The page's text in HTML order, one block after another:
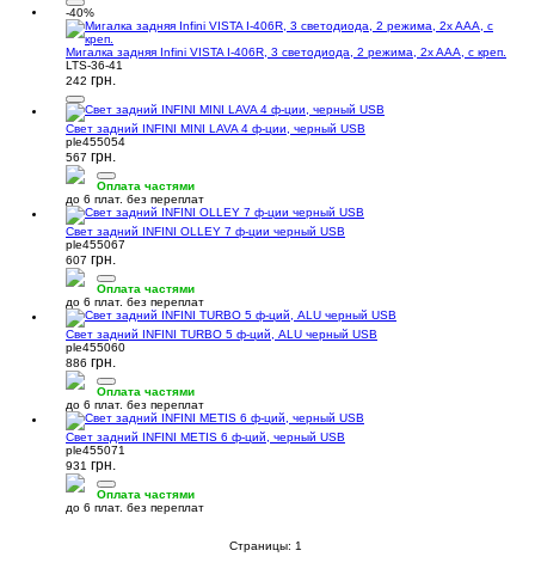
-40%
Мигалка задняя Infini VISTA I-406R, 3 светодиода, 2 режима, 2x AAA, с креп.
LTS-36-41
242 грн.
Свет задний INFINI MINI LAVA 4 ф-ции, черный USB
ple455054
567 грн.
Оплата частями
до 6 плат. без переплат
Свет задний INFINI OLLEY 7 ф-ции черный USB
ple455067
607 грн.
Оплата частями
до 6 плат. без переплат
Свет задний INFINI TURBO 5 ф-ций, ALU черный USB
ple455060
886 грн.
Оплата частями
до 6 плат. без переплат
Свет задний INFINI METIS 6 ф-ций, черный USB
ple455071
931 грн.
Оплата частями
до 6 плат. без переплат
Страницы: 1